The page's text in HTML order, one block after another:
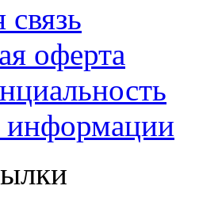
оферта
информации